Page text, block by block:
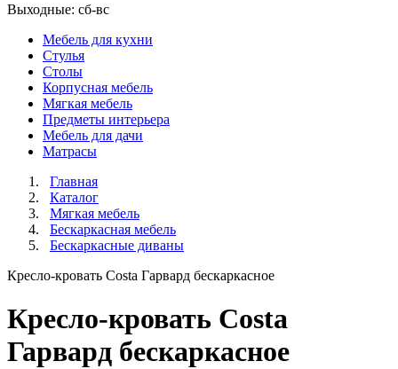
Выходные: сб-вc
Мебель для кухни
Стулья
Столы
Корпусная мебель
Мягкая мебель
Предметы интерьера
Мебель для дачи
Матраcы
Главная
Каталог
Мягкая мебель
Бескаркасная мебель
Бескаркасные диваны
Кресло-кровать Costa Гарвард бескаркасное
Кресло-кровать Costa
Гарвард бескаркасное